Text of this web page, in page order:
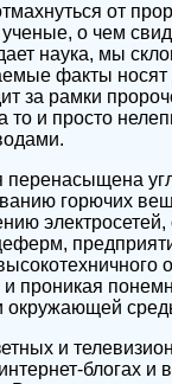
от
о чем
наука, мы
факты
за рамки
и просто
перенасыщена
горючих
электросетей,
проникая
окружающей
и
блогах и